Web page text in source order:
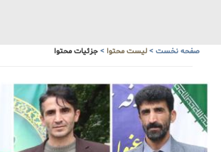
صفحه نخست>لیست محتوا >جزئیات محتوا